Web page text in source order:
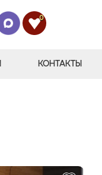
0
КОНТАКТЫ